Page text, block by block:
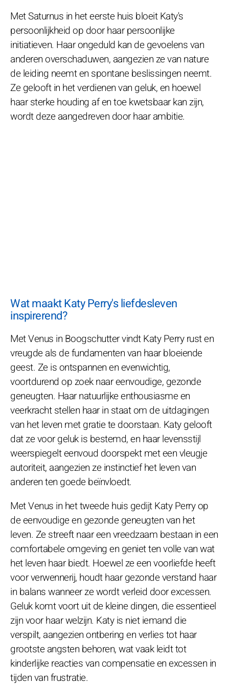
Met Saturnus in het eerste huis bloeit Katy's
persoonlijkheid op door haar persoonlijke
initiatieven. Haar ongeduld kan de gevoelens van
anderen overschaduwen, aangezien ze van nature
de leiding neemt en spontane beslissingen neemt.
Ze gelooft in het verdienen van geluk, en hoewel
haar sterke houding af en toe kwetsbaar kan zijn,
wordt deze aangedreven door haar ambitie.
Wat maakt Katy Perry's liefdesleven
inspirerend?
Met Venus in Boogschutter vindt Katy Perry rust en
vreugde als de fundamenten van haar bloeiende
geest. Ze is ontspannen en evenwichtig,
voortdurend op zoek naar eenvoudige, gezonde
geneugten. Haar natuurlijke enthousiasme en
veerkracht stellen haar in staat om de uitdagingen
van het leven met gratie te doorstaan. Katy gelooft
dat ze voor geluk is bestemd, en haar levensstijl
weerspiegelt eenvoud doorspekt met een vleugje
autoriteit, aangezien ze instinctief het leven van
anderen ten goede beïnvloedt.
Met Venus in het tweede huis gedijt Katy Perry op
de eenvoudige en gezonde geneugten van het
leven. Ze streeft naar een vreedzaam bestaan in een
comfortabele omgeving en geniet ten volle van wat
het leven haar biedt. Hoewel ze een voorliefde heeft
voor verwennerij, houdt haar gezonde verstand haar
in balans wanneer ze wordt verleid door excessen.
Geluk komt voort uit de kleine dingen, die essentieel
zijn voor haar welzijn. Katy is niet iemand die
verspilt, aangezien ontbering en verlies tot haar
grootste angsten behoren, wat vaak leidt tot
kinderlijke reacties van compensatie en excessen in
tijden van frustratie.